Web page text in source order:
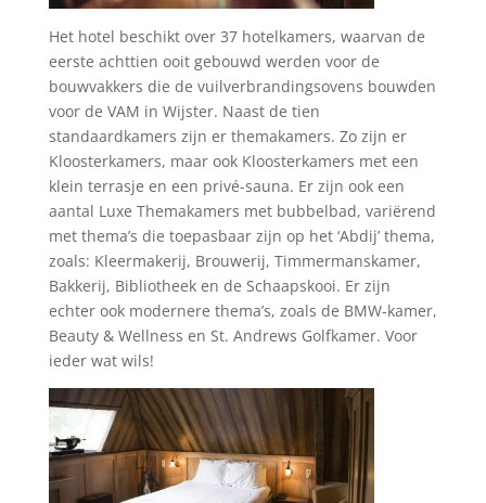
Het hotel beschikt over 37 hotelkamers, waarvan de
eerste achttien ooit gebouwd werden voor de
bouwvakkers die de vuilverbrandingsovens bouwden
voor de VAM in Wijster. Naast de tien
standaardkamers zijn er themakamers. Zo zijn er
Kloosterkamers, maar ook Kloosterkamers met een
klein terrasje en een privé-sauna. Er zijn ook een
aantal Luxe Themakamers met bubbelbad, variërend
met thema’s die toepasbaar zijn op het ‘Abdij’ thema,
zoals: Kleermakerij, Brouwerij, Timmermanskamer,
Bakkerij, Bibliotheek en de Schaapskooi. Er zijn
echter ook modernere thema’s, zoals de BMW-kamer,
Beauty & Wellness en St. Andrews Golfkamer. Voor
ieder wat wils!